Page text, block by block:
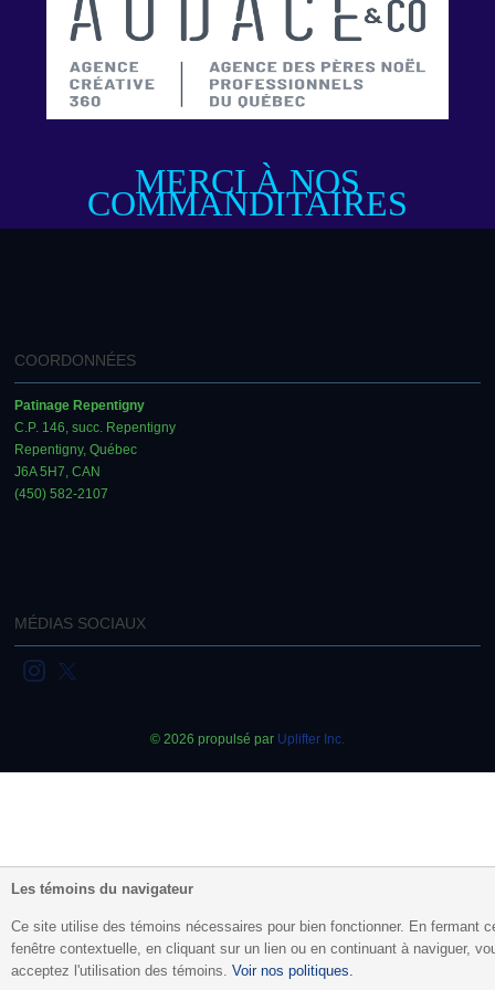
Les témoins du navigateur
Ce site utilise des témoins nécessaires pour bien fonctionner. En fermant
fenêtre contextuelle, en cliquant sur un lien ou en continuant à naviguer,
acceptez l'utilisation des témoins. Voir nos politiques.
MERCI À NOS
COMMANDITAIRES
COORDONNÉES
Patinage Repentigny
C.P. 146, succ. Repentigny
Repentigny, Québec
J6A 5H7, CAN
(450) 582-2107
MÉDIAS SOCIAUX
© 2026 propulsé par Uplifter Inc.